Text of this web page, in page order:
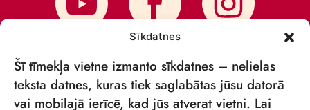
Sīkdatnes
Šī tīmekļa vietne izmanto sīkdatnes – nelielas
teksta datnes, kuras tiek saglabātas jūsu datorā
vai mobilajā ierīcē, kad jūs atverat vietni. Lai
PIESAKIES JAUNUMIEM